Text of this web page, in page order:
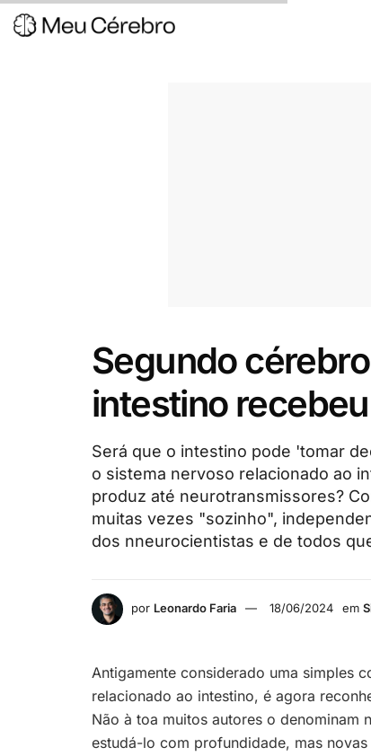
Segundo
intestino
Será que o intestino pode 'tomar
o sistema nervoso relacionado ao
produz até neurotransmissores?
muitas vezes "sozinho",
dos nneurocientistas e de todos
por Leonardo Faria 18/06/2024 em
Antigamente considerado uma simples
relacionado ao intestino, é agora
Não à toa muitos autores o denominam
estudá-lo com profundidade, mas